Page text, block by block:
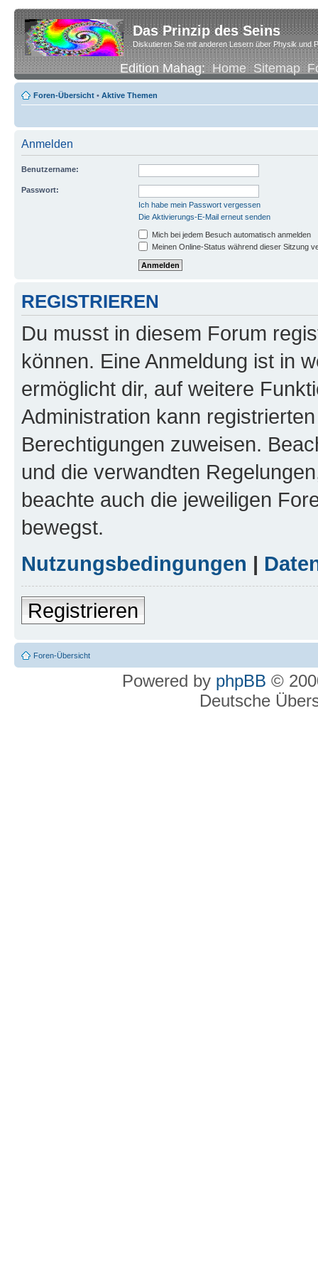
Das Prinzip des Seins
Diskutieren Sie mit anderen Lesern über Physik und
Edition Mahag:Home Sitemap
Foren-Übersicht • Aktive Themen
Anmelden
Benutzername:
Passwort:
Ich habe mein Passwort vergessen
Die Aktivierungs-E-Mail erneut senden
Mich bei jedem Besuch automatisch anmelden
Meinen Online-Status während dieser Sitzung
REGISTRIEREN
Du musst in diesem Forum
können. Eine Anmeldung ist in
ermöglicht dir, auf weitere
Administration kann
Berechtigungen zuweisen.
und die verwandten
beachte auch die jeweiligen
bewegst.
Nutzungsbedingungen |
Registrieren
Foren-Übersicht
Powered by phpBB ©
Deutsche